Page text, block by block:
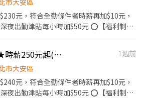
業 5. 完成主管交付工作 ✅班別時
中班：12:00~21:00 晚班：18:00~22:30或
息時間，週六、週日有一天可排班者尤
鋪營運需求排
班時數須達60小時以上。 ✅提供免費溫
入三澧餐飲集團。 ------------------------
市大安區
元，符合全勤條件者時薪再加$10元，
勤津貼每小時加$50元 ⭕【福利制
】 《內場》:餐點製
《外場》:接待服務顧客、收銀結帳、環境
【すき家 SUKIYA】★時薪250元起(含全勤)★信義安和店
1週前
市大安區
元，符合全勤條件者時薪再加$10元，
勤津貼每小時加$50元 ⭕【福利制